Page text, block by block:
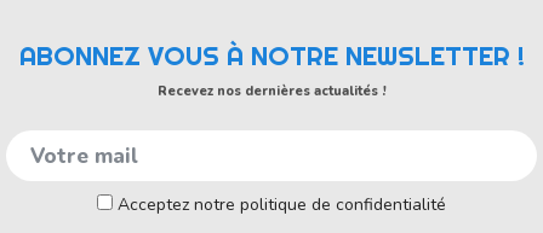
ABONNEZ VOUS À NOTRE NEWSLETTER !
Recevez nos dernières actualités !
Acceptez notre politique de confidentialité